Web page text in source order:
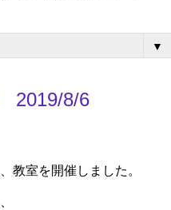
▼
2019/8/6
教室を開催しました。